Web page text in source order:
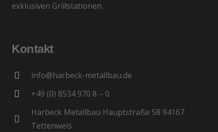
exklusiven Grillstationen.
Kontakt
info@harbeck-metallbau.de
+49 (0) 8534 970 8 – 0
Harbeck Metallbau Hauptstraße 58 94167
Tettenweis